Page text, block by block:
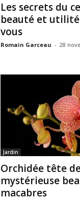
Les secrets du
beauté et utilité
vous
Romain Garceau - 28
Jardin
Orchidée tête
mystérieuse
macabres